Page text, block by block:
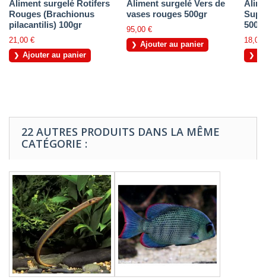
Aliment surgelé Rotifers
Rouges (Brachionus
pilacantilis) 100gr
21,00 €
Ajouter au panier
Aliment surgelé Vers de
vases rouges 500gr
95,00 €
Ajouter au panier
18,00
22 AUTRES PRODUITS DANS LA MÊME
CATÉGORIE :